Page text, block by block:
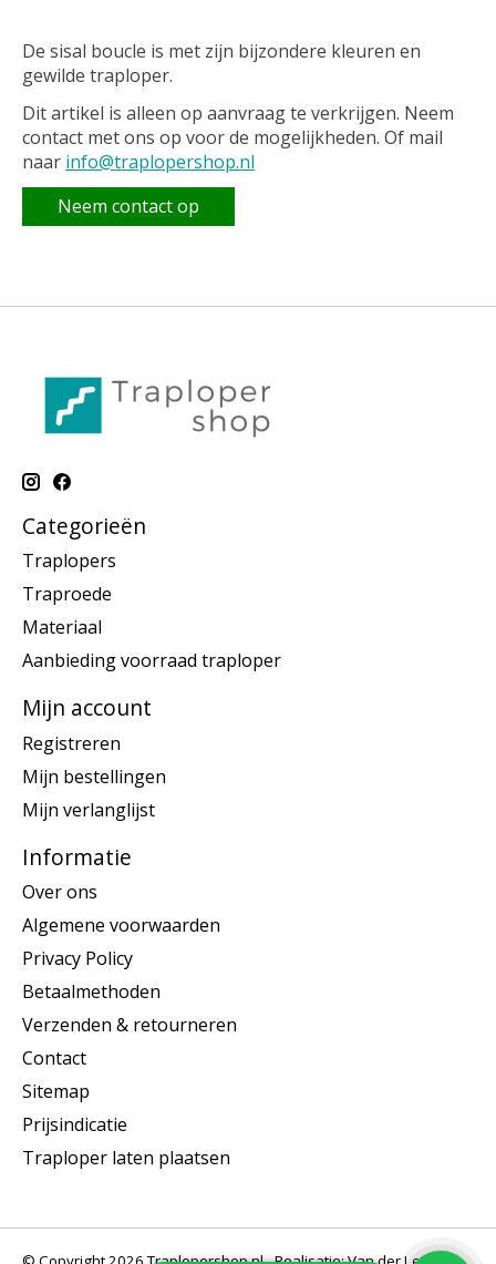
De sisal boucle is met zijn bijzondere kleuren en
gewilde traploper.
Dit artikel is alleen op aanvraag te verkrijgen. Neem
contact met ons op voor de mogelijkheden. Of mail
naar info@traplopershop.nl
Neem contact op
Categorieën
Traplopers
Traproede
Materiaal
Aanbieding voorraad traploper
Mijn account
Registreren
Mijn bestellingen
Mijn verlanglijst
Informatie
Over ons
Algemene voorwaarden
Privacy Policy
Betaalmethoden
Verzenden & retourneren
Contact
Sitemap
Prijsindicatie
Traploper laten plaatsen